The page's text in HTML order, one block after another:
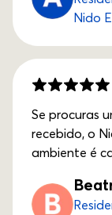
Nido
Se procuras
recebido, o
ambiente é